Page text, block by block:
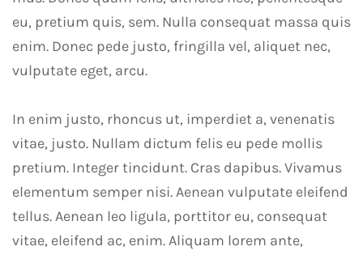
eu, pretium quis, sem. Nulla consequat massa quis
enim. Donec pede justo, fringilla vel, aliquet nec,
vulputate eget, arcu.
In enim justo, rhoncus ut, imperdiet a, venenatis
vitae, justo. Nullam dictum felis eu pede mollis
pretium. Integer tincidunt. Cras dapibus. Vivamus
elementum semper nisi. Aenean vulputate eleifend
tellus. Aenean leo ligula, porttitor eu, consequat
vitae, eleifend ac, enim. Aliquam lorem ante,